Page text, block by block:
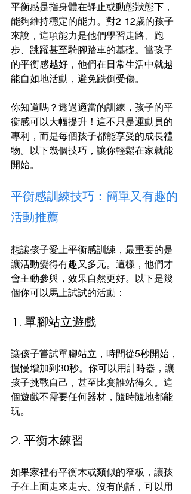
平衡感是指身體在靜止或動態狀態下，
能夠維持穩定的能力。對2-12歲的孩子
來說，這項能力是他們學習走路、跑
步、跳躍甚至騎腳踏車的基礎。當孩子
的平衡感越好，他們在日常生活中就越
能自如地活動，避免跌倒受傷。
你知道嗎？透過適當的訓練，孩子的平
衡感可以大幅提升！這不只是運動員的
專利，而是每個孩子都能享受的成長禮
物。以下幾個技巧，讓你輕鬆在家就能
開始。
平衡感訓練技巧：簡單又有趣的
活動推薦
想讓孩子愛上平衡感訓練，最重要的是
讓活動變得有趣又多元。這樣，他們才
會主動參與，效果自然更好。以下是幾
個你可以馬上試試的活動：
1. 單腳站立遊戲
讓孩子嘗試單腳站立，時間從5秒開始，
慢慢增加到30秒。你可以用計時器，讓
孩子挑戰自己，甚至比賽誰站得久。這
個遊戲不需要任何器材，隨時隨地都能
玩。
2. 平衡木練習
如果家裡有平衡木或類似的窄板，讓孩
子在上面走來走去。沒有的話，可以用